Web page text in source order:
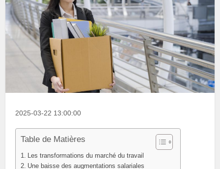
2025-03-22 13:00:00
Table de Matières
Les transformations du marché du travail
Une baisse des augmentations salariales